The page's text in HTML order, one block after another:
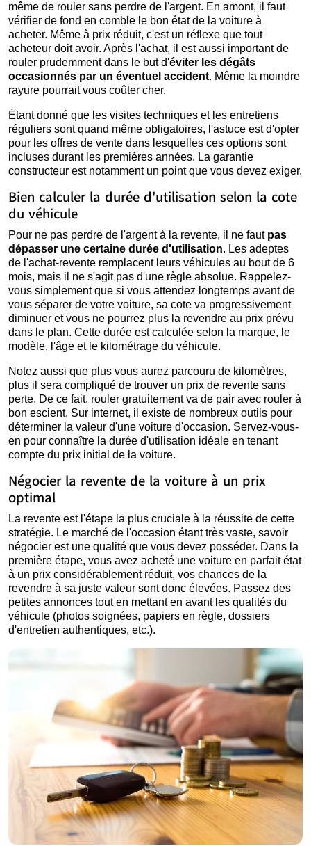
même de rouler sans perdre de l'argent. En amont, il faut
vérifier de fond en comble le bon état de la voiture à
acheter. Même à prix réduit, c'est un réflexe que tout
acheteur doit avoir. Après l'achat, il est aussi important de
rouler prudemment dans le but d'éviter les dégâts
occasionnés par un éventuel accident. Même la moindre
rayure pourrait vous coûter cher.
Étant donné que les visites techniques et les entretiens
réguliers sont quand même obligatoires, l'astuce est d'opter
pour les offres de vente dans lesquelles ces options sont
incluses durant les premières années. La garantie
constructeur est notamment un point que vous devez exiger.
Bien calculer la durée d'utilisation selon la cote
du véhicule
Pour ne pas perdre de l'argent à la revente, il ne faut pas
dépasser une certaine durée d'utilisation. Les adeptes
de l'achat-revente remplacent leurs véhicules au bout de 6
mois, mais il ne s'agit pas d'une règle absolue. Rappelez-
vous simplement que si vous attendez longtemps avant de
vous séparer de votre voiture, sa cote va progressivement
diminuer et vous ne pourrez plus la revendre au prix prévu
dans le plan. Cette durée est calculée selon la marque, le
modèle, l'âge et le kilométrage du véhicule.
Notez aussi que plus vous aurez parcouru de kilomètres,
plus il sera compliqué de trouver un prix de revente sans
perte. De ce fait, rouler gratuitement va de pair avec rouler à
bon escient. Sur internet, il existe de nombreux outils pour
déterminer la valeur d'une voiture d'occasion. Servez-vous-
en pour connaître la durée d'utilisation idéale en tenant
compte du prix initial de la voiture.
Négocier la revente de la voiture à un prix
optimal
La revente est l'étape la plus cruciale à la réussite de cette
stratégie. Le marché de l'occasion étant très vaste, savoir
négocier est une qualité que vous devez posséder. Dans la
première étape, vous avez acheté une voiture en parfait état
à un prix considérablement réduit, vos chances de la
revendre à sa juste valeur sont donc élevées. Passez des
petites annonces tout en mettant en avant les qualités du
véhicule (photos soignées, papiers en règle, dossiers
d'entretien authentiques, etc.).